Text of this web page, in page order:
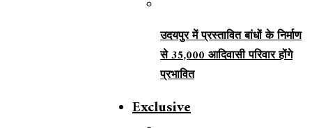
उदयपुर में प्रस्तावित बांधों के निर्माण
से 35,000 आदिवासी परिवार होंगे
प्रभावित
Exclusive